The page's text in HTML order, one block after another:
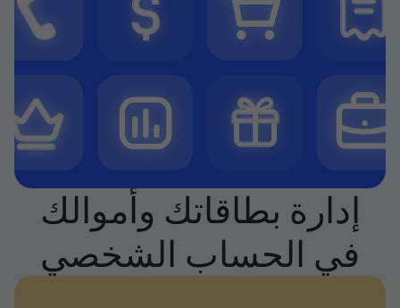
إدارة بطاقاتك وأموالك
في الحساب الشخصي